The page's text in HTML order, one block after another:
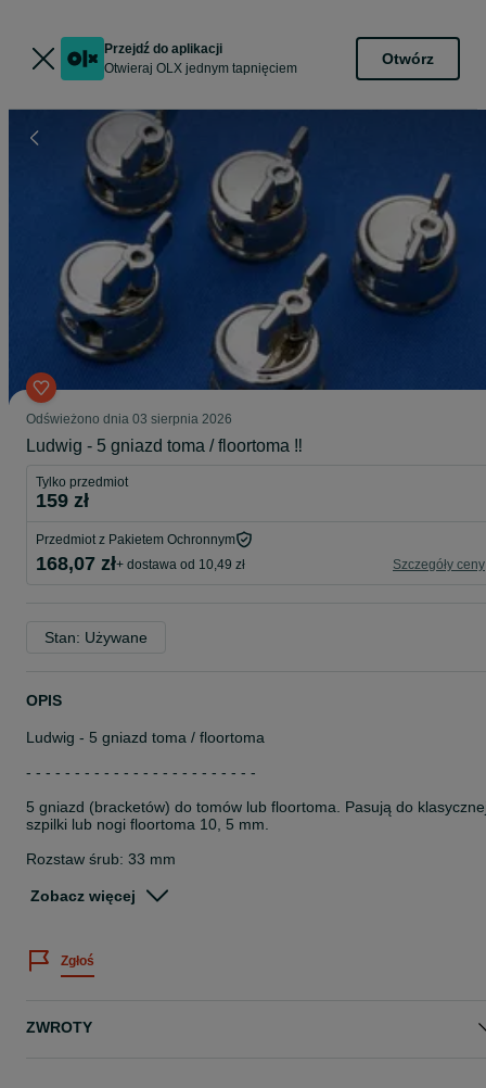
Przejdź do aplikacji
Otwieraj OLX jednym tapnięciem
Otwórz
Odświeżono dnia 03 sierpnia 2026
Ludwig - 5 gniazd toma / floortoma ‼️
Tylko przedmiot
159 zł
Przedmiot z Pakietem Ochronnym
168,07 zł+ dostawa od 10,49 zł Szczegóły ceny
Stan: Używane
OPIS
Ludwig - 5 gniazd toma / floortoma
- - - - - - - - - - - - - - - - - - - - - - - -
5 gniazd (bracketów) do tomów lub floortoma. Pasują do
szpilki lub nogi floortoma 10, 5 mm.
Rozstaw śrub: 33 mm
Cena za 5 sztuk.
Stan: widoczny defekt chromu - chrom wygląda bardziej jak nikiel -
złotawo.
Zobacz więcej
Zgłoś
ZWROTY